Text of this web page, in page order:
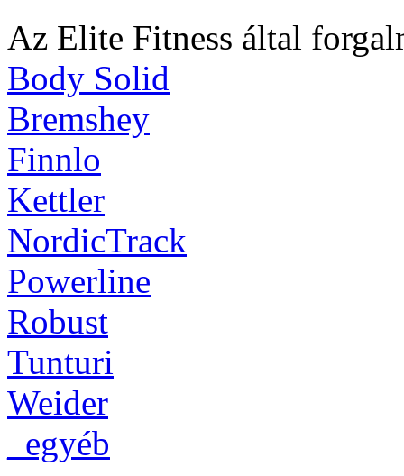
Az Elite Fitness által
Body Solid
Bremshey
Finnlo
Kettler
NordicTrack
Powerline
Robust
Tunturi
Weider
_egyéb